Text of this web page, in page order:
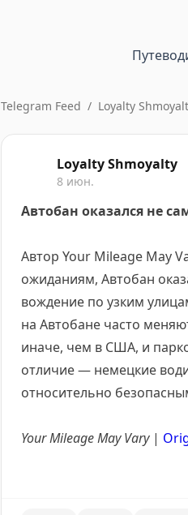
Telegram Feed / Loyalty
Loyalty Shmoyalty
8 июн.
Автобан оказался не
Автор Your Mileage May
ожиданиям, Автобан
вождение по узким
на Автобане часто
иначе, чем в США, и
отличие — немецкие
относительно
Your Mileage May Vary|